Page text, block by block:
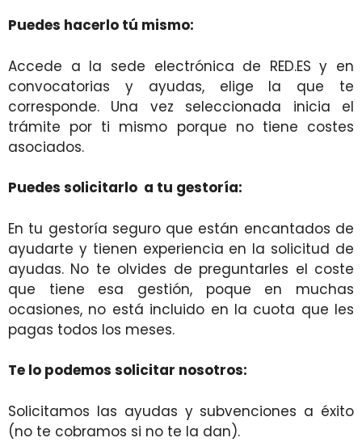
Puedes hacerlo tú mismo:
Accede a la sede electrónica de RED.ES y en
convocatorias y ayudas, elige la que te
corresponde. Una vez seleccionada inicia el
trámite por ti mismo porque no tiene costes
asociados.
Puedes solicitarlo a tu gestoría:
En tu gestoría seguro que están encantados de
ayudarte y tienen experiencia en la solicitud de
ayudas. No te olvides de preguntarles el coste
que tiene esa gestión, poque en muchas
ocasiones, no está incluido en la cuota que les
pagas todos los meses.
Te lo podemos solicitar nosotros:
Solicitamos las ayudas y subvenciones a éxito
(no te cobramos si no te la dan).